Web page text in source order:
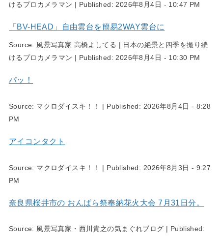
けるプロカメラマン | Published: 2026年8月4日 - 10:47 PM
「BV-HEAD」自由雲台を簡易2WAY雲台に
Source: 風景写真家 高橋よしてる | 日本の絶景と四季を撮り続
けるプロカメラマン | Published:2026年8月4日 - 10:30 PM
パッ！
Source: マクロダイスキ！！ | Published: 2026年8月4日 - 8:28
PM
アイコンタクト
Source: マクロダイスキ！！ | Published: 2026年8月3日 - 9:27
PM
奈良県桜井市の おんぱら祭奉納花火大会 7月31日分。
Source: 風景写真家・西川貴之の気まぐれブログ | Published: